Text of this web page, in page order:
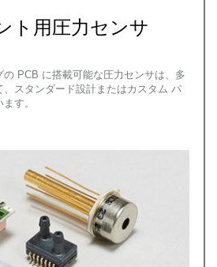
ト用圧力センサ
の PCB に搭載可能な圧力センサは、多
スタンダード設計またはカスタム パ
す。